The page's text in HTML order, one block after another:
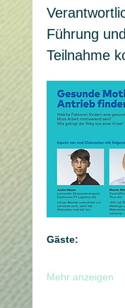
Führung
Teilnahme
Gäste:
Mehr anzeigen